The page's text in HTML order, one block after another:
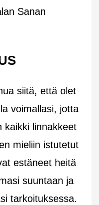
Sanan
siitä, että olet
voimallasi, jotta
kaikki linnakkeet
mieliin istutetut
estäneet heitä
suuntaan ja
tarkoituksessa.